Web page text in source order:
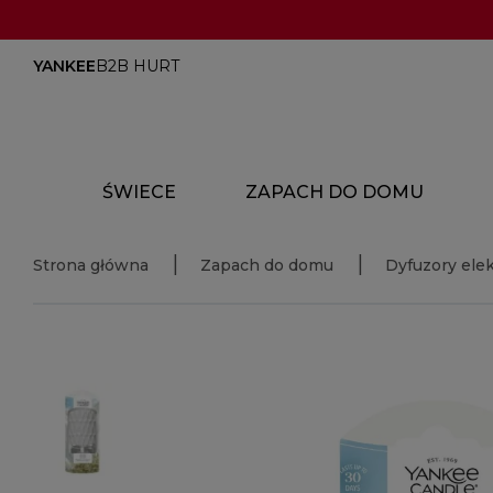
YANKEEB2B HURT
ŚWIECE ZAPACH DO DOMU
Strona główna Zapach do domu Dyfuzory